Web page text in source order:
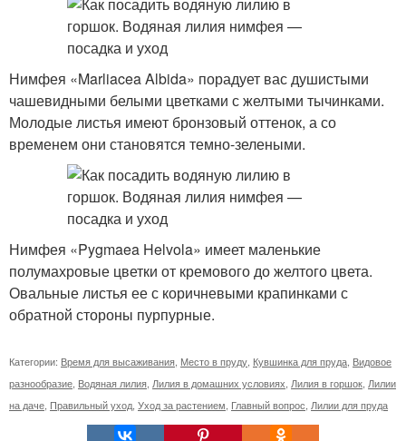
Нимфея «Marliacea Albida» порадует вас душистыми
чашевидными белыми цветками с желтыми тычинками.
Молодые листья имеют бронзовый оттенок, а со
временем они становятся темно-зелеными.
Нимфея «Pygmaea Helvola» имеет маленькие
полумахровые цветки от кремового до желтого цвета.
Овальные листья ее с коричневыми крапинками с
обратной стороны пурпурные.
Категории: Время для высаживания Место в пруду Кувшинка для пруда Видовое
разнообразие Водяная лилия Лилия в домашних условиях Лилия в горшок Лилии
на даче Правильный уход Уход за растением Главный вопрос Лилии для пруда